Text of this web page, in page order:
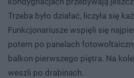
Trzeba było działać, liczyła się
Funkcjonariusze wspięli się
potem po panelach
balkon pierwszego piętra. Na
weszli po drabinach.